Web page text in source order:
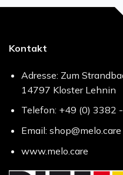
Kontakt
Adresse: Zum
14797 Kloster Lehnin
Telefon: +49 (0) 3382
Email: shop@melo.care
www.melo.care